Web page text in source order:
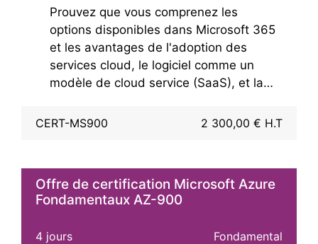
certification n'est plus possible.
Prouvez que vous comprenez les
options disponibles dans Microsoft 365
et les avantages de l'adoption des
services cloud, le logiciel comme un
modèle de cloud service (SaaS), et la
services de cloud computing.
CERT-MS900 2 300,00 € H.T
Offre de certification Microsoft Azure
Fondamentaux AZ-900
4 jours Fondamental